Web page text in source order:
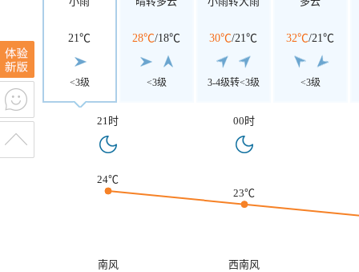
21℃
<3级
28℃/18℃
<3级
30℃/21℃
3-4级转<3级
32℃/21℃
<3级
21时 00时
24℃
23℃
南风
西南风